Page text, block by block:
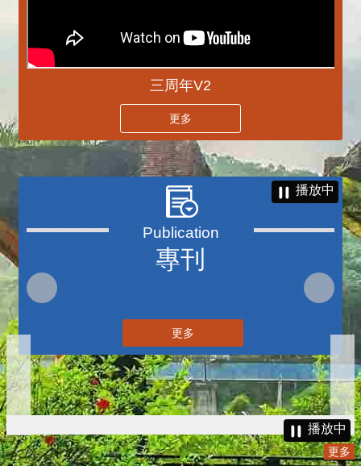
三周年V2
更多
專刊
播放中
更多
播放中
更多